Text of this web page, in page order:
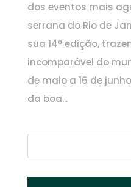
dos eventos mais
serrana do Rio de
sua 14ª edição,
incomparável do
de maio a 16 de
da boa...